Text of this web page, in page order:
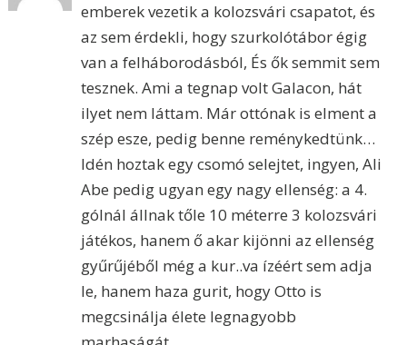
emberek vezetik a kolozsvári csapatot, és
az sem érdekli, hogy szurkolótábor égig
van a felháborodásból, És ők semmit sem
tesznek. Ami a tegnap volt Galacon, hát
ilyet nem láttam. Már ottónak is elment a
szép esze, pedig benne reménykedtünk…
Idén hoztak egy csomó selejtet, ingyen, Ali
Abe pedig ugyan egy nagy ellenség: a 4.
gólnál állnak tőle 10 méterre 3 kolozsvári
játékos, hanem ő akar kijönni az ellenség
gyűrűjéből még a kur..va ízéért sem adja
le, hanem haza gurit, hogy Otto is
megcsinálja élete legnagyobb